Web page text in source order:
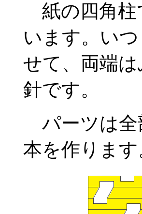
紙の四角柱
います。い
せて、両端
針です。
パーツは全
本を作りま